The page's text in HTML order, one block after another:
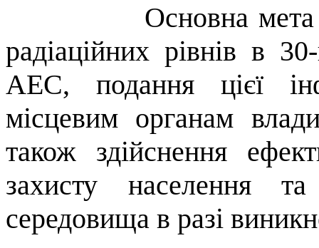
Основна мета
радіаційних рівнів в
АЕС, подання цієї
місцевим органам
також здійснення
захисту населення
середовища в разі